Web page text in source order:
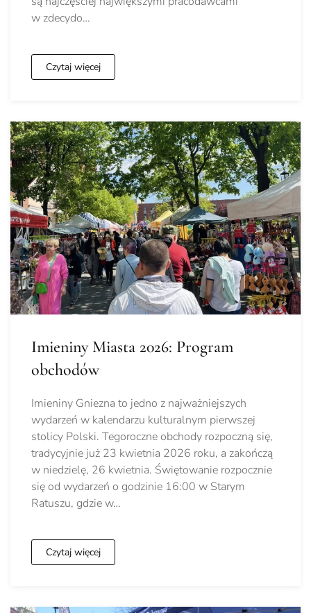
w zdecydo…
Czytaj więcej
Imieniny Miasta 2026: Program
obchodów
Imieniny Gniezna to jedno z najważniejszych
wydarzeń w kalendarzu kulturalnym pierwszej
stolicy Polski. Tegoroczne obchody rozpoczną się,
tradycyjnie już 23 kwietnia 2026 roku, a zakończą
w niedzielę, 26 kwietnia. Świętowanie rozpocznie
się od wydarzeń o godzinie 16:00 w Starym
Ratuszu, gdzie w…
Czytaj więcej